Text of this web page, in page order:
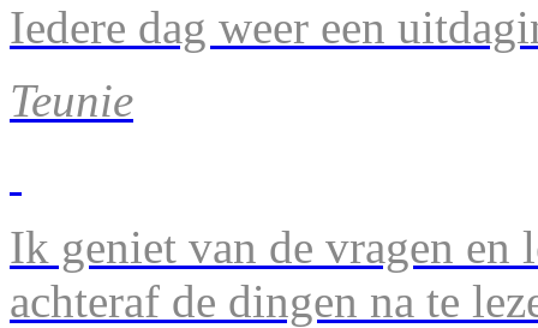
Iedere dag weer een
Teunie
Ik geniet van de vragen en
achteraf de dingen na te